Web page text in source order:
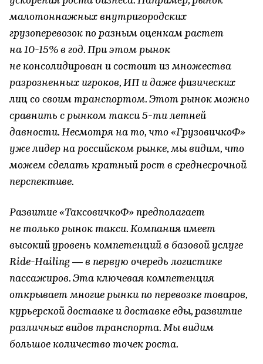
малотоннажных внутригородских
грузоперевозок по разным оценкам растет
на 10-15% в год. При этом рынок
не консолидирован и состоит из множества
разрозненных игроков, ИП и даже физических
лиц со своим транспортом. Этот рынок можно
сравнить с рынком такси 5-ти летней
давности. Несмотря на то, что «ГрузовичкоФ»
уже лидер на российском рынке, мы видим, что
можем сделать кратный рост в среднесрочной
перспективе.
Развитие «ТаксовичкоФ» предполагает
не только рынок такси. Компания имеет
высокий уровень компетенций в базовой услуге
Ride-Hailing — в первую очередь логистике
пассажиров. Эта ключевая компетенция
открывает многие рынки по перевозке товаров,
курьерской доставке и доставке еды, развитие
различных видов транспорта. Мы видим
большое количество точек роста.